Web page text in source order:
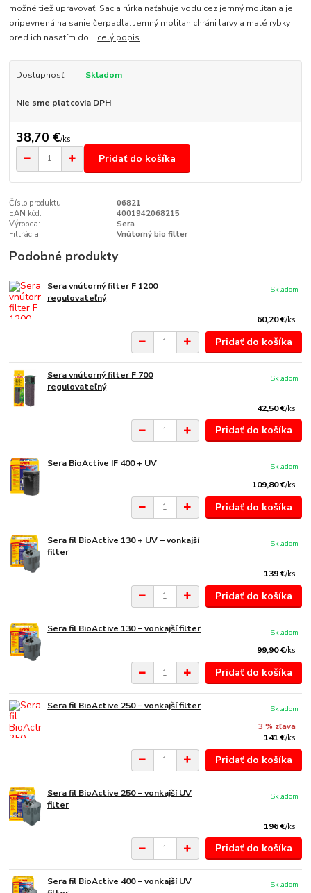
možné tiež upravovať. Sacia rúrka naťahuje vodu cez jemný molitan a je
pripevnená na sanie čerpadla. Jemný molitan chráni larvy a malé rybky
pred ich nasatím do... celý popis
Dostupnosť Skladom
Nie sme platcovia DPH
38,70 €/ks
Pridať do košíka
Číslo produktu:
06821
EAN kód:
4001942068215
Výrobca:
Sera
Filtrácia:
Vnútorný bio filter
Podobné produkty
Sera vnútorný filter F 1200
regulovateľný
60,20 €/ks
Skladom
Pridať do košíka
Sera vnútorný filter F 700
regulovateľný
42,50 €/ks
Skladom
Pridať do košíka
Sera BioActive IF 400 + UV
109,80 €/ks
Skladom
Pridať do košíka
Sera fil BioActive 130 + UV − vonkajší
filter
139 €/ks
Skladom
Pridať do košíka
Sera fil BioActive 130 − vonkajší filter
99,90 €/ks
Skladom
Pridať do košíka
Sera fil BioActive 250 − vonkajší filter
3 % zľava
141 €/ks
Skladom
Pridať do košíka
Sera fil BioActive 250 − vonkajší UV
filter
196 €/ks
Skladom
Pridať do košíka
Sera fil BioActive 400 − vonkajší UV
Skladom